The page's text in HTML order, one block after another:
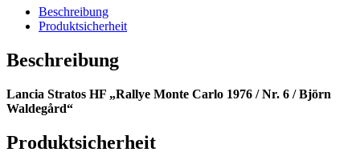
/
Menge
Beschreibung
Produktsicherheit
Beschreibung
Lancia Stratos HF „Rallye Monte Carlo 1976 / Nr. 6 / Björn
Waldegård“
Produktsicherheit